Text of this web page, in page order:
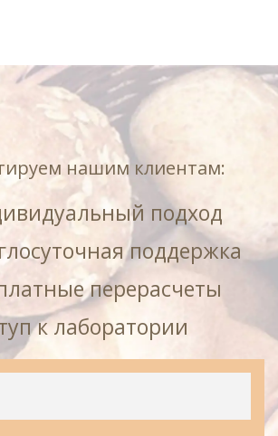
нашим клиентам:
подход
поддержка
перерасчеты
к лаборатории